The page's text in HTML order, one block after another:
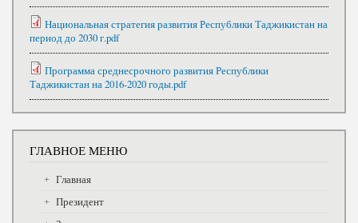
Национальная стратегия развития Республики Таджикистан на
период до 2030 г.pdf
Программа среднесрочного развития Республики
Таджикистан на 2016-2020 годы.pdf
ГЛАВНОЕ МЕНЮ
Главная
Президент